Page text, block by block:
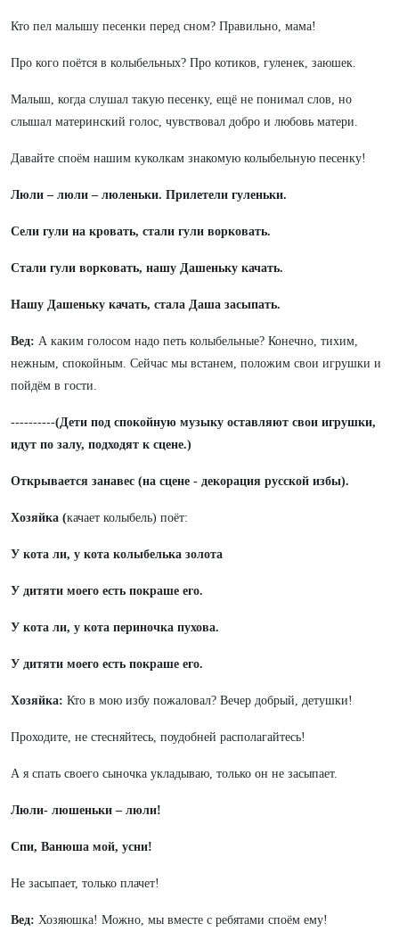
Кто пел малышу песенки перед сном? Правильно, мама!
Про кого поётся в колыбельных? Про котиков, гуленек, заюшек.
Малыш, когда слушал такую песенку, ещё не понимал слов, но
слышал материнский голос, чувствовал добро и любовь матери.
Давайте споём нашим куколкам знакомую колыбельную песенку!
Люли – люли – люленьки. Прилетели гуленьки.
Сели гули на кровать, стали гули ворковать.
Стали гули ворковать, нашу Дашеньку качать.
Нашу Дашеньку качать, стала Даша засыпать.
Вед: А каким голосом надо петь колыбельные? Конечно, тихим,
нежным, спокойным. Сейчас мы встанем, положим свои игрушки и
пойдём в гости.
----------(Дети под спокойную музыку оставляют свои игрушки,
идут по залу, подходят к сцене.)
Открывается занавес (на сцене - декорация русской избы).
Хозяйка (качает колыбель) поёт:
У кота ли, у кота колыбелька золота
У дитяти моего есть покраше его.
У кота ли, у кота периночка пухова.
У дитяти моего есть покраше его.
Хозяйка: Кто в мою избу пожаловал? Вечер добрый, детушки!
Проходите, не стесняйтесь, поудобней располагайтесь!
А я спать своего сыночка укладываю, только он не засыпает.
Люли- люшеньки – люли!
Спи, Ванюша мой, усни!
Не засыпает, только плачет!
Вед: Хозяюшка! Можно, мы вместе с ребятами споём ему!